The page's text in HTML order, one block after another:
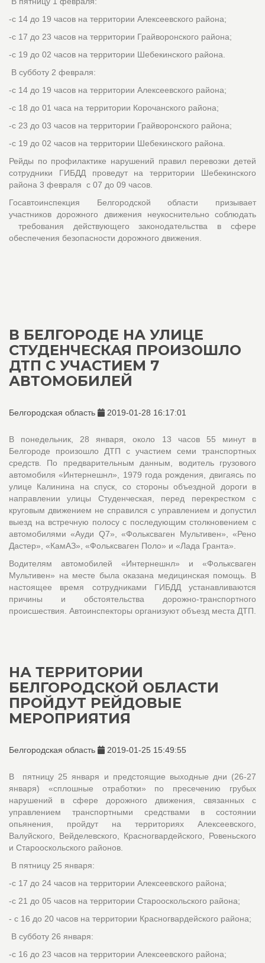
-с 14 до 19 часов на территории Алексеевского района;
-с 17 до 23 часов на территории Грайворонского района;
-с 19 до 02 часов на территории Шебекинского района.
В субботу 2 февраля:
-с 14 до 19 часов на территории Алексеевского района;
-с 18 до 01 часа на территории Корочанского района;
-с 23 до 03 часов на территории Грайворонского района;
-с 19 до 02 часов на территории Шебекинского района.
Рейды по профилактике нарушений правил перевозки детей
сотрудники ГИБДД проведут на территории Шебекинского
района 3 февраля с 07 до 09 часов.
Госавтоинспекция Белгородской области призывает
участников дорожного движения неукоснительно соблюдать
требования действующего законодательства в сфере
обеспечения безопасности дорожного движения.
В БЕЛГОРОДЕ НА УЛИЦЕ
СТУДЕНЧЕСКАЯ ПРОИЗОШЛО
ДТП С УЧАСТИЕМ 7
АВТОМОБИЛЕЙ
Белгородская область 2019-01-28 16:17:01
В понедельник, 28 января, около 13 часов 55 минут в
Белгороде произошло ДТП с участием семи транспортных
средств. По предварительным данным, водитель грузового
автомобиля «Интернешнл», 1979 года рождения, двигаясь по
улице Калинина на спуск, со стороны объездной дороги в
направлении улицы Студенческая, перед перекрестком с
круговым движением не справился с управлением и допустил
выезд на встречную полосу с последующим столкновением с
автомобилями «Ауди Q7», «Фольксваген Мультивен», «Рено
Дастер», «КамАЗ», «Фольксваген Поло» и «Лада Гранта».
Водителям автомобилей «Интернешнл» и «Фольксваген
Мультивен» на месте была оказана медицинская помощь. В
настоящее время сотрудниками ГИБДД устанавливаются
причины и обстоятельства дорожно-транспортного
происшествия. Автоинспекторы организуют объезд места ДТП.
НА ТЕРРИТОРИИ
БЕЛГОРОДСКОЙ ОБЛАСТИ
ПРОЙДУТ РЕЙДОВЫЕ
МЕРОПРИЯТИЯ
Белгородская область 2019-01-25 15:49:55
В пятницу 25 января и предстоящие выходные дни (26-27
января) «сплошные отработки» по пресечению грубых
нарушений в сфере дорожного движения, связанных с
управлением транспортными средствами в состоянии
опьянения, пройдут на территориях Алексеевского,
Валуйского, Вейделевского, Красногвардейского, Ровеньского
и Старооскольского районов.
В пятницу 25 января:
-с 17 до 24 часов на территории Алексеевского района;
-с 21 до 05 часов на территории Старооскольского района;
- с 16 до 20 часов на территории Красногвардейского района;
В субботу 26 января:
-с 16 до 23 часов на территории Алексеевского района;